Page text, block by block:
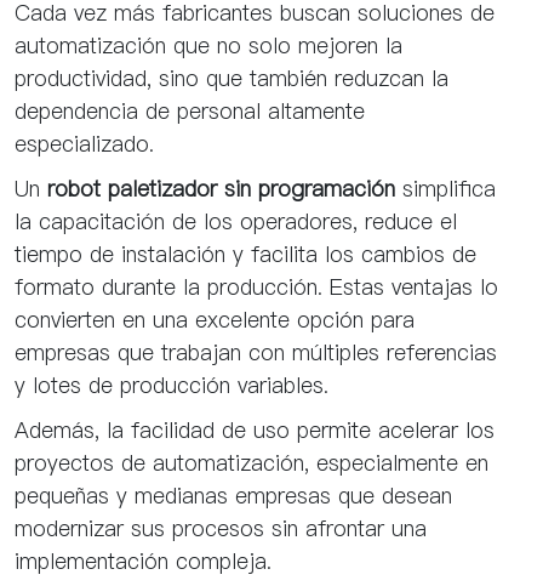
Cada vez más fabricantes buscan soluciones de
automatización que no solo mejoren la
productividad, sino que también reduzcan la
dependencia de personal altamente
especializado.
Un robot paletizador sin programación simplifica
la capacitación de los operadores, reduce el
tiempo de instalación y facilita los cambios de
formato durante la producción. Estas ventajas lo
convierten en una excelente opción para
empresas que trabajan con múltiples referencias
y lotes de producción variables.
Además, la facilidad de uso permite acelerar los
proyectos de automatización, especialmente en
pequeñas y medianas empresas que desean
modernizar sus procesos sin afrontar una
implementación compleja.